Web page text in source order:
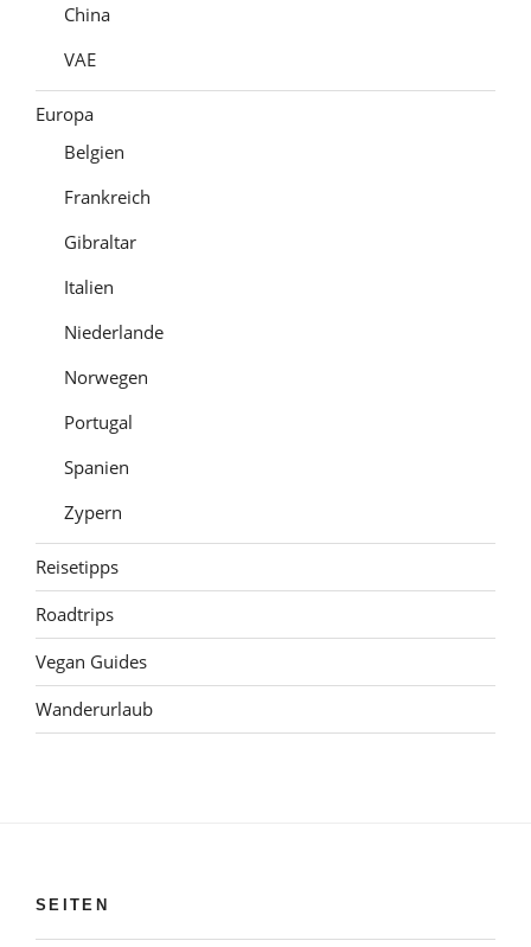
China
VAE
Europa
Belgien
Frankreich
Gibraltar
Italien
Niederlande
Norwegen
Portugal
Spanien
Zypern
Reisetipps
Roadtrips
Vegan Guides
Wanderurlaub
SEITEN